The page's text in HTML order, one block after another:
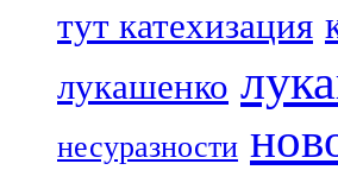
тут катехизация
лукашенко
несуразности